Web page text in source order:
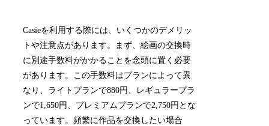
Casieを利用する際には、いくつかのデメリッ
トや注意点があります。まず、絵画の交換時
に別途手数料がかかることを念頭に置く必要
があります。この手数料はプランによって異
なり、ライトプランで880円、レギュラープラ
ンで1,650円、プレミアムプランで2,750円とな
っています。頻繁に作品を交換したい場合